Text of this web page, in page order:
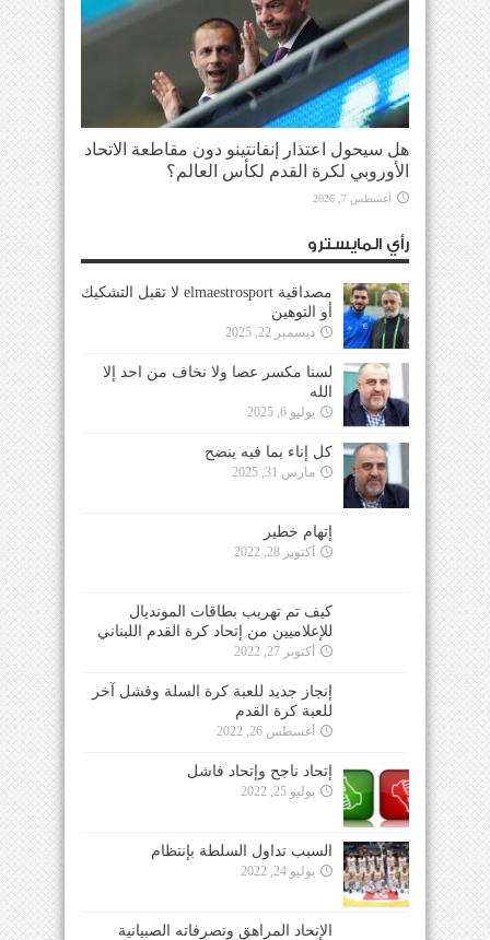
هل سيحول اعتذار إنفانتينو دون مقاطعة الاتحاد
الأوروبي لكرة القدم لكأس العالم؟
أغسطس 7, 2026
رأي المايسترو
مصداقية elmaestrosport لا تقبل التشكيك
أو التوهين
ديسمبر 22, 2025
لسنا مكسر عصا ولا نخاف من احد إلا
الله
يوليو 6, 2025
كل إناء بما فيه ينضح
مارس 31, 2025
إتهام خطير
أكتوبر 28, 2022
كيف تم تهريب بطاقات المونديال
للإعلاميين من إتحاد كرة القدم اللبناني
أكتوبر 27, 2022
إنجاز جديد للعبة كرة السلة وفشل آخر
للعبة كرة القدم
أغسطس 26, 2022
إتحاد ناجح وإتحاد فاشل
يوليو 25, 2022
السبب تداول السلطة بإنتظام
يوليو 24, 2022
الإتحاد المراهق وتصرفاته الصبيانية